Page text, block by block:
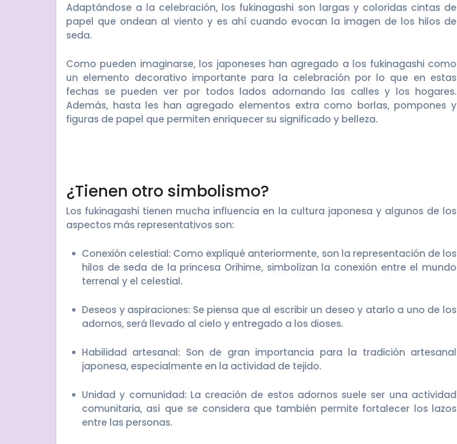
Adaptándose a la celebración, los fukinagashi son largas y coloridas cintas de
papel que ondean al viento y es ahí cuando evocan la imagen de los hilos de
seda.
Como pueden imaginarse, los japoneses han agregado a los fukinagashi como
un elemento decorativo importante para la celebración por lo que en estas
fechas se pueden ver por todos lados adornando las calles y los hogares.
Además, hasta les han agregado elementos extra como borlas, pompones y
figuras de papel que permiten enriquecer su significado y belleza.
¿Tienen otro simbolismo?
Los fukinagashi tienen mucha influencia en la cultura japonesa y algunos de los
aspectos más representativos son:
Conexión celestial: Como expliqué anteriormente, son la representación de los
hilos de seda de la princesa Orihime, simbolizan la conexión entre el mundo
terrenal y el celestial.
Deseos y aspiraciones: Se piensa que al escribir un deseo y atarlo a uno de los
adornos, será llevado al cielo y entregado a los dioses.
Habilidad artesanal: Son de gran importancia para la tradición artesanal
japonesa, especialmente en la actividad de tejido.
Unidad y comunidad: La creación de estos adornos suele ser una actividad
comunitaria, así que se considera que también permite fortalecer los lazos
entre las personas.